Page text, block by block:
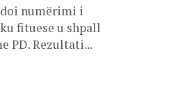
numërimi i
fituese u shpall
PD. Rezultati...